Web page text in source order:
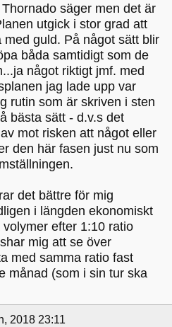
säger men det är
utgick i stor grad att
guld. På något sätt blir
båda samtidigt som de
något riktigt jmf. med
jag lade upp var
rutin som är skriven i sten
bästa sätt - d.v.s det
mot risken att något eller
den här fasen just nu som
det bättre för mig
i längden ekonomiskt
efter 1:10 ratio
mig att se över
med samma ratio fast
månad (som i sin tur ska
2018 23:11